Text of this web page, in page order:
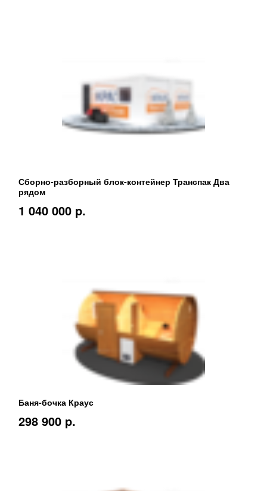
Сборно-разборный блок-контейнер Транспак Два
рядом
1 040 000 p.
Баня-бочка Краус
298 900 p.